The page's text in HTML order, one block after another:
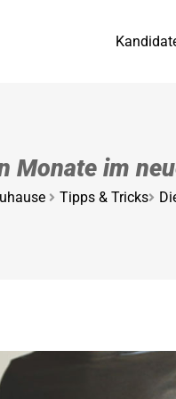
Monate im
Tipps & Tricks